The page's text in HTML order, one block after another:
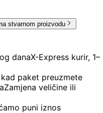
stvarnom proizvodu
danaX-Express kurir, 1–
paket preuzmete
Zamjena veličine ili
puni iznos